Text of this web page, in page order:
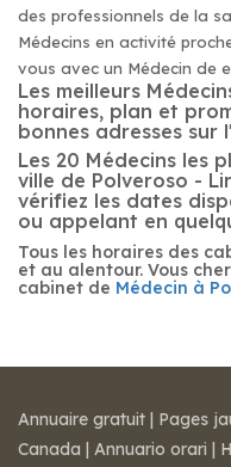
des professionnels de la
Médecins en activité
vous avec un Médecin de
Les meilleurs
horaires, plan et
bonnes adresses sur
Les 20 Médecins les
ville de Polveroso -
vérifiez les dates
ou appelant en
Tous les horaires des
et au alentour. Vous
cabinet de Médecin à
Annuaire gratuit | Pages
Canada | Annuario orari |